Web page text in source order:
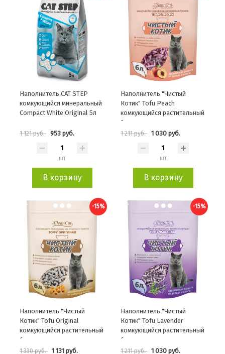
Наполнитель CAT STEP
комкующийся минеральный
Compact White Original 5л
1 121 руб. 953 руб.
шт
В корзину
Наполнитель "Чистый
Котик" Tofu Peach
комкующийся растительный
6л
1 211 руб. 1 030 руб.
шт
В корзину
-15%
Наполнитель "Чистый
Котик" Tofu Original
комкующийся растительный
6л
1 330 руб. 1 131 руб.
-15%
Наполнитель "Чистый
Котик" Tofu Lavender
комкующийся растительный
6л
1 211 руб. 1 030 руб.